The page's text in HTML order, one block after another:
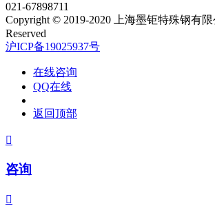
021-67898711
Copyright © 2019-2020 上海墨钜特殊钢有
Reserved
沪ICP备19025937号
在线咨询
QQ在线
返回顶部

咨询
